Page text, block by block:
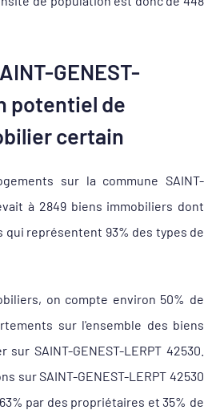
GENEST-
potentiel de
certain
sur la commune SAINT-
à 2849 biens immobiliers dont
qui représentent 93% des types de
on compte environ 50% de
sur l'ensemble des biens
SAINT-GENEST-LERPT 42530.
sur SAINT-GENEST-LERPT 42530
par des propriétaires et 35% de